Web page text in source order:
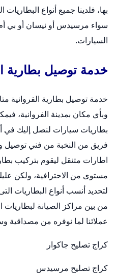
بها، فلدينا جميع أنواع
سواء مرسيدس أو نيسان أو بي
السيارات.
خدمة توصيل بطارية
خدمة توصيل بطارية الفروانية
وبأي مكان بمدينة الفروانية،
بطاريات سيارات لنصل إليك
فريق من النخبة من فني توصيل
اطارات متنقل ليقوم بتركيب
مستوى من الاحترافية، ولكن
لتحديد أنسب أنواع البطاريات
من بين مراكز الصيانة لبطاريات
عملائنا لما نوفره من مصداقية
كراج تصليح جاكوار
كراج تصليح مرسيدس